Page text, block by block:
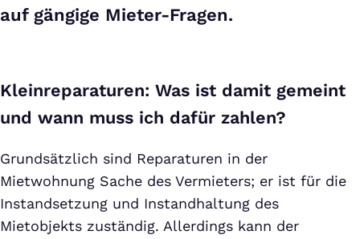
auf gängige Mieter-Fragen.
Kleinreparaturen: Was ist damit gemeint
und wann muss ich dafür zahlen?
Grundsätzlich sind Reparaturen in der
Mietwohnung Sache des Vermieters; er ist für die
Instandsetzung und Instandhaltung des
Mietobjekts zuständig. Allerdings kann der